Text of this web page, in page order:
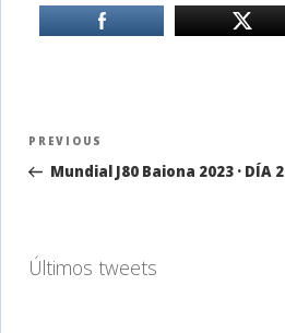
Navegación
entradas
Previous
Post
PREVIOUS
Mundial J80 Baiona 2023 · DÍA 2
Últimos tweets